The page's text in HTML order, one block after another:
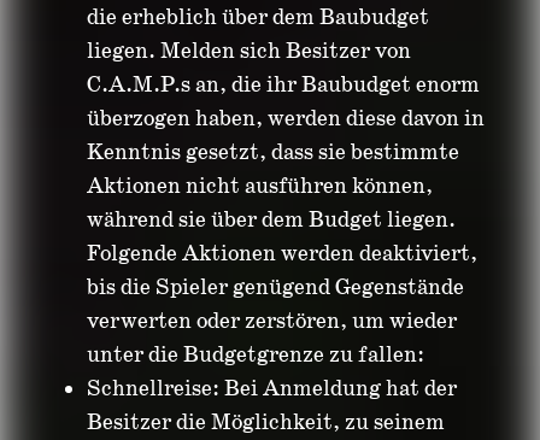
die erheblich über dem Baubudget
liegen. Melden sich Besitzer von
C.A.M.P.s an, die ihr Baubudget enorm
überzogen haben, werden diese davon in
Kenntnis gesetzt, dass sie bestimmte
Aktionen nicht ausführen können,
während sie über dem Budget liegen.
Folgende Aktionen werden deaktiviert,
bis die Spieler genügend Gegenstände
verwerten oder zerstören, um wieder
unter die Budgetgrenze zu fallen:
Schnellreise: Bei Anmeldung hat der
Besitzer die Möglichkeit, zu seinem